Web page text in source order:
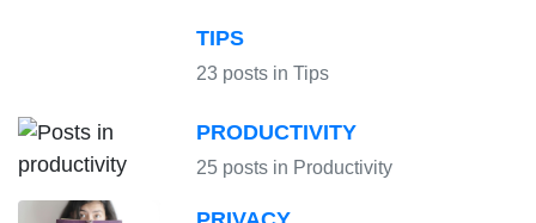
TIPS
23 posts in Tips